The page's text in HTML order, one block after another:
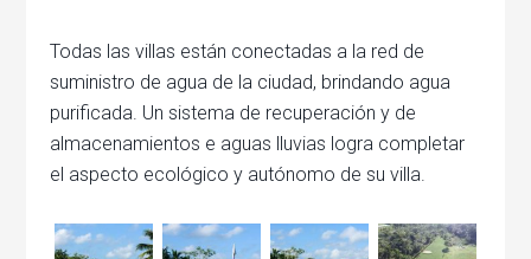
Todas las villas están conectadas a la red de
suministro de agua de la ciudad, brindando agua
purificada. Un sistema de recuperación y de
almacenamientos e aguas lluvias logra completar
el aspecto ecológico y autónomo de su villa.